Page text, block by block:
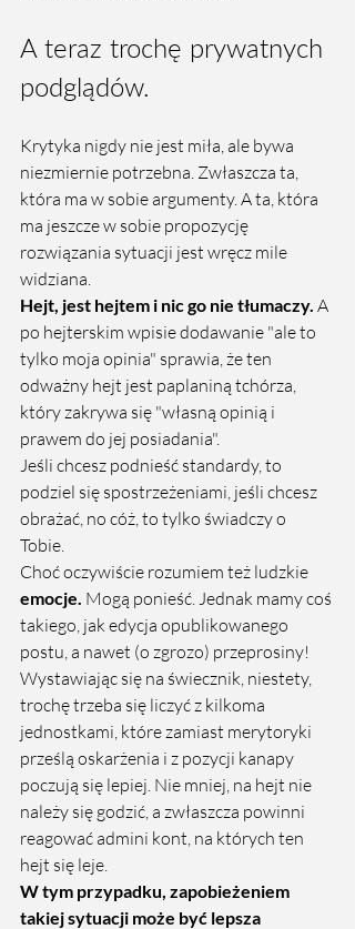
A teraz trochę prywatnych
podglądów.
Krytyka nigdy nie jest miła, ale bywa
niezmiernie potrzebna. Zwłaszcza ta,
która ma w sobie argumenty. A ta, która
ma jeszcze w sobie propozycję
rozwiązania sytuacji jest wręcz mile
widziana.
Hejt, jest hejtem i nic go nie tłumaczy. A
po hejterskim wpisie dodawanie "ale to
tylko moja opinia" sprawia, że ten
odważny hejt jest paplaniną tchórza,
który zakrywa się "własną opinią i
prawem do jej posiadania".
Jeśli chcesz podnieść standardy, to
podziel się spostrzeżeniami, jeśli chcesz
obrażać, no cóż, to tylko świadczy o
Tobie.
Choć oczywiście rozumiem też ludzkie
emocje. Mogą ponieść. Jednak mamy coś
takiego, jak edycja opublikowanego
postu, a nawet (o zgrozo) przeprosiny!
Wystawiając się na świecznik, niestety,
trochę trzeba się liczyć z kilkoma
jednostkami, które zamiast merytoryki
prześlą oskarżenia i z pozycji kanapy
poczują się lepiej. Nie mniej, na hejt nie
należy się godzić, a zwłaszcza powinni
reagować admini kont, na których ten
hejt się leje.
W tym przypadku, zapobieżeniem
takiej sytuacji może być lepsza